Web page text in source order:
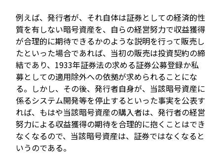
例えば、発行者が、それ自体は証券としての経済的性
質を有しない暗号資産を、自らの経営努力で収益獲得
が合理的に期待できるかのような説明を行って販売し
たといった場合であれば、当初の販売は投資契約の締
結であり、1933年証券法の求める証券公募登録か私
募としての適用除外への依拠が求められることにな
る。しかし、その後、発行者自身が、当該暗号資産に
係るシステム開発等を停止するといった事実を公表す
れば、もはや当該暗号資産の購入者は、発行者の経営
努力による収益獲得の期待を合理的に抱くことはでき
なくなるので、当該暗号資産は、証券ではなくなると
いうのである。